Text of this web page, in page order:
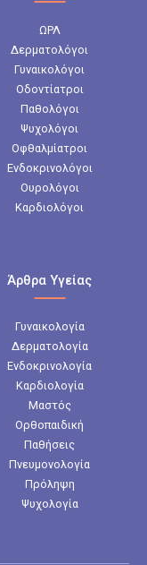
ΩΡΛ
Δερματολόγοι
Γυναικολόγοι
Οδοντίατροι
Παθολόγοι
Ψυχολόγοι
Οφθαλμίατροι
Ενδοκρινολόγοι
Ουρολόγοι
Καρδιολόγοι
Άρθρα Υγείας
Γυναικολογία
Δερματολογία
Ενδοκρινολογία
Καρδιολογία
Μαστός
Ορθοπαιδική
Παθήσεις
Πνευμονολογία
Πρόληψη
Ψυχολογία